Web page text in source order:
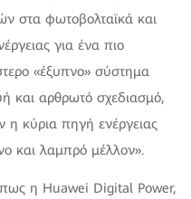
στα φωτοβολταϊκά και
για ένα πιο
«έξυπνο» σύστημα
και αρθρωτό σχεδιασμό,
η κύρια πηγή ενέργειας
και λαμπρό μέλλον».
η Huawei Digital Power,